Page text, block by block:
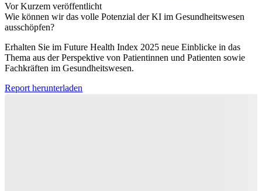
Vor Kurzem veröffentlicht
Wie können wir das volle Potenzial der KI im Gesundheitswesen
ausschöpfen?
Erhalten Sie im Future Health Index 2025 neue Einblicke in das
Thema aus der Perspektive von Patientinnen und Patienten sowie
Fachkräften im Gesundheitswesen.
Report herunterladen